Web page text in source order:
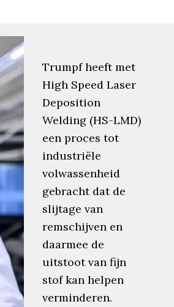
Trumpf heeft met
High Speed Laser
Deposition
Welding (HS-LMD)
een proces tot
industriële
volwassenheid
gebracht dat de
slijtage van
remschijven en
daarmee de
uitstoot van fijn
stof kan helpen
verminderen.